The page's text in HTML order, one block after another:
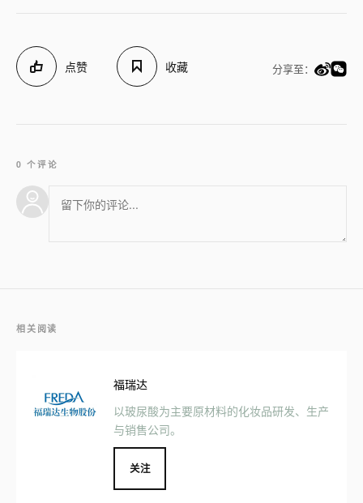
点赞 收藏 分享至：
0 个评论
相关阅读
福瑞达
以玻尿酸为主要原材料的化妆品研发、生产
与销售公司。
关注